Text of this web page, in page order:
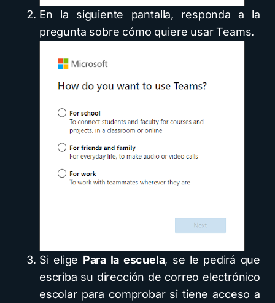
En la siguiente pantalla, responda a la
pregunta sobre cómo quiere usar Teams.
Si elige Para la escuela, se le pedirá que
escriba su dirección de correo electrónico
escolar para comprobar si tiene acceso a